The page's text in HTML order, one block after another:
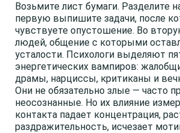
Возьмите лист бумаги. Разделите
первую выпишите задачи, после
чувствуете опустошение. Во
людей, общение с которыми
усталости. Психологи выделяют
энергетических вампиров:
драмы, нарциссы, критиканы и
Они не обязательно злые — часто
неосознанные. Но их влияние
контакта падает концентрация,
раздражительность, исчезает